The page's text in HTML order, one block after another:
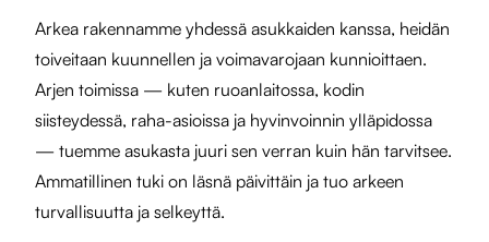
Arkea rakennamme yhdessä asukkaiden kanssa, heidän
toiveitaan kuunnellen ja voimavarojaan kunnioittaen.
Arjen toimissa — kuten ruoanlaitossa, kodin
siisteydessä, raha-asioissa ja hyvinvoinnin ylläpidossa
— tuemme asukasta juuri sen verran kuin hän tarvitsee.
Ammatillinen tuki on läsnä päivittäin ja tuo arkeen
turvallisuutta ja selkeyttä.